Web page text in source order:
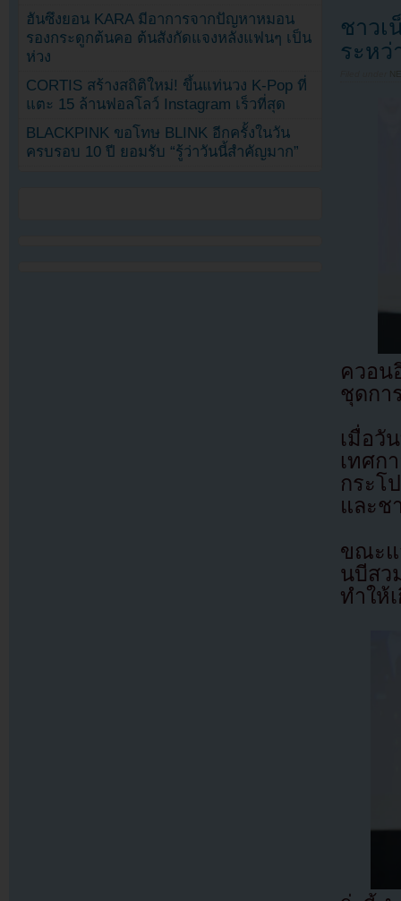
ชาวเ
ระหว่
ควอน
ชุดกา
เมื่อวั
เทศก
กระโ
และช
ขณะแ
นบีสว
ทำให้
ฮันซึงยอน KARA มีอาการจากปัญหาหมอน
รองกระดูกต้นคอ ต้นสังกัดแจงหลังแฟนๆ เป็น
ห่วง
CORTIS สร้างสถิติใหม่! ขึ้นแท่นวง K-Pop ที่
แตะ 15 ล้านฟอลโลว์ Instagram เร็วที่สุด
BLACKPINK ขอโทษ BLINK อีกครั้งในวัน
ครบรอบ 10 ปี ยอมรับ “รู้ว่าวันนี้สำคัญมาก”